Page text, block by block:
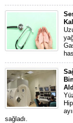
sağladı.